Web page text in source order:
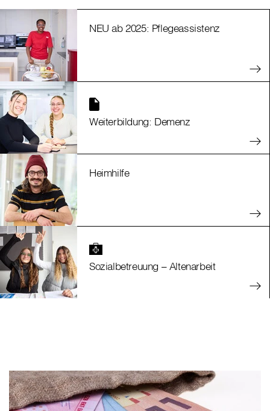
NEU ab 2025: Pflegeassistenz
Weiterbildung: Demenz
Heimhilfe
Sozialbetreuung – Altenarbeit